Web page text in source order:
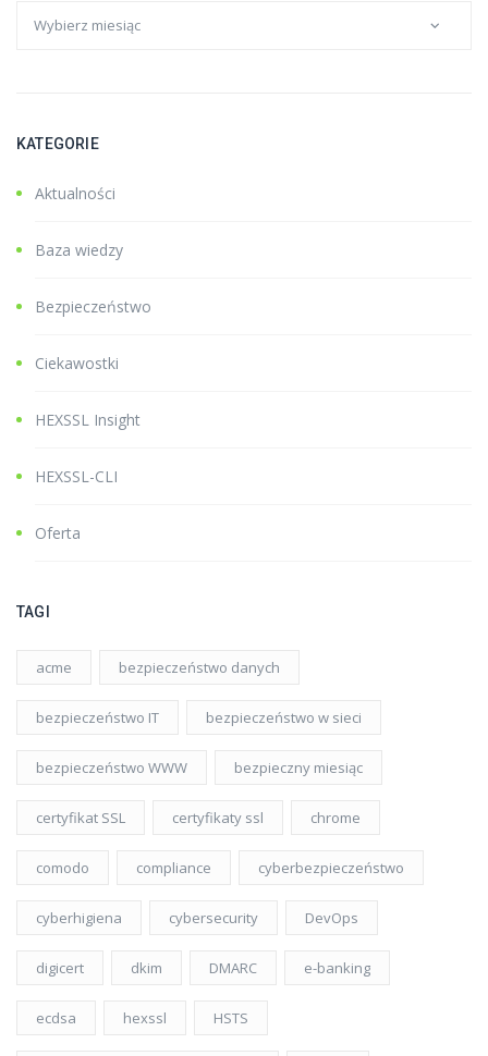
KATEGORIE
Aktualności
Baza wiedzy
Bezpieczeństwo
Ciekawostki
HEXSSL Insight
HEXSSL-CLI
Oferta
TAGI
acme bezpieczeństwo danych
bezpieczeństwo IT bezpieczeństwo w sieci
bezpieczeństwo WWW bezpieczny miesiąc
certyfikat SSL certyfikaty ssl chrome
comodo compliance cyberbezpieczeństwo
cyberhigiena cybersecurity DevOps
digicert dkim DMARC e-banking
ecdsa hexssl HSTS